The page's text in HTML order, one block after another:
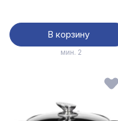
В корзину
мин. 2